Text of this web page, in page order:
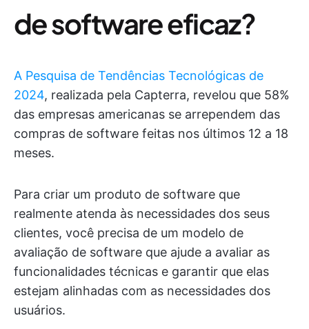
de software eficaz?
A Pesquisa de Tendências Tecnológicas de
2024, realizada pela Capterra, revelou que 58%
das empresas americanas se arrependem das
compras de software feitas nos últimos 12 a 18
meses.
Para criar um produto de software que
realmente atenda às necessidades dos seus
clientes, você precisa de um modelo de
avaliação de software que ajude a avaliar as
funcionalidades técnicas e garantir que elas
estejam alinhadas com as necessidades dos
usuários.